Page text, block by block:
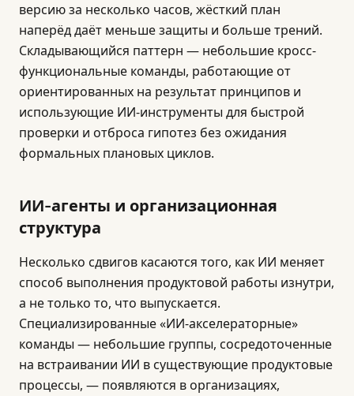
версию за несколько часов, жёсткий план
наперёд даёт меньше защиты и больше трений.
Складывающийся паттерн — небольшие кросс-
функциональные команды, работающие от
ориентированных на результат принципов и
использующие ИИ-инструменты для быстрой
проверки и отброса гипотез без ожидания
формальных плановых циклов.
ИИ-агенты и организационная
структура
Несколько сдвигов касаются того, как ИИ меняет
способ выполнения продуктовой работы изнутри,
а не только то, что выпускается.
Специализированные «ИИ-акселераторные»
команды — небольшие группы, сосредоточенные
на встраивании ИИ в существующие продуктовые
процессы, — появляются в организациях,